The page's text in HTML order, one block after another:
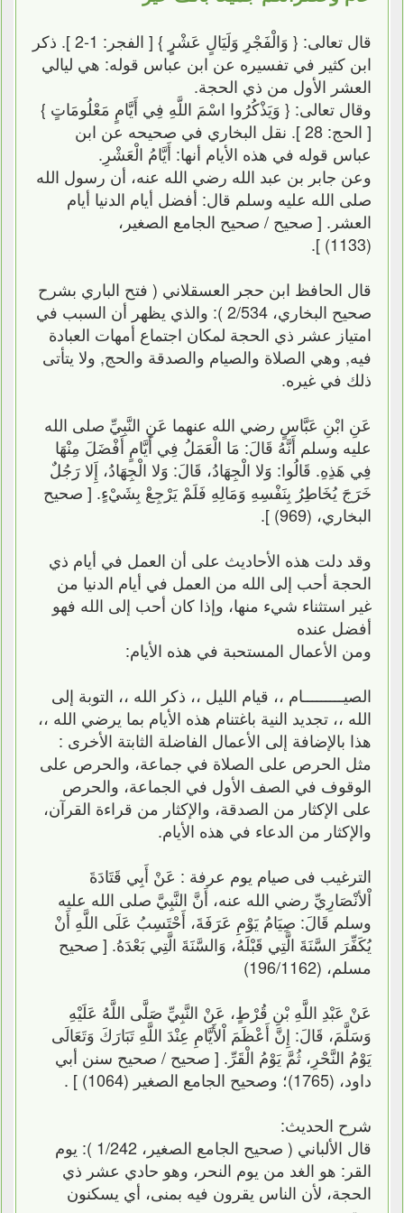
قال تعالى: { وَالْفَجْرِ وَلَيَالٍ عَشْرٍِ } [ الفجر: 1-2 ]. ذكر
ابن كثير في تفسيره عن ابن عباس قوله: هي ليالي
العشر الأول من ذي الحجة.
وقال تعالى: { وَيَذْكُرُوا اسْمَ اللَّهِ فِي أَيَّامٍ مَعْلُومَاتٍ }
[ الحج: 28 ]. نقل البخاري في صحيحه عن ابن
عباس قوله في هذه الأيام أنها: أَيَّامُ الْعَشْرِ.
وعن جابر بن عبد الله رضي الله عنه، أن رسول الله
صلى الله عليه وسلم قال: أفضل أيام الدنيا أيام
العشر. [ صحيح / صحيح الجامع الصغير،
(1133) ].
قال الحافظ ابن حجر العسقلاني ( فتح الباري بشرح
صحيح البخاري، 2/534 ): والذي يظهر أن السبب في
امتياز عشر ذي الحجة لمكان اجتماع أمهات العبادة
فيه, وهي الصلاة والصيام والصدقة والحج, ولا يتأتى
ذلك في غيره.
عَنِ ابْنِ عَبَّاسٍ رضي الله عنهما عَنِ النَّبِيِّ صلى الله
عليه وسلم أَنَّهُ قَالَ: مَا الْعَمَلُ فِي أَيَّامٍ أَفْضَلَ مِنْهَا
فِي هَذِهِ. قَالُوا: وََلا الْجِهَادُ، قَالَ: وََلا الْجِهَادُ، إَِلا رَجُلٌ
خَرَجَ يُخَاطِرُ بِنَفْسِهِ وَمَالِهِ فَلَمْ يَرْجِعْ بِشَيْءٍ. [ صحيح
البخاري، (969) ].
وقد دلت هذه الأحاديث على أن العمل في أيام ذي
الحجة أحب إلى الله من العمل في أيام الدنيا من
غير استثناء شيء منها، وإذا كان أحب إلى الله فهو
أفضل عنده
ومن الأعمال المستحبة في هذه الأيام:
الصيـــــــــام ،، قيام الليل ،، ذكر الله ،، التوبة إلى
الله ،، تجديد النية باغتنام هذه الأيام بما يرضي الله ،،
هذا بالإضافة إلى الأعمال الفاضلة الثابتة الأخرى :
مثل الحرص على الصلاة في جماعة، والحرص على
الوقوف في الصف الأول في الجماعة، والحرص
على الإكثار من الصدقة، والإكثار من قراءة القرآن،
والإكثار من الدعاء في هذه الأيام.
الترغيب فى صيام يوم عرفة : عَنْ أَبِي قَتَادَةَ
اْلأنْصَارِيِّ رضي الله عنه، أَنَّ النَّبِيَّ صلى الله عليه
وسلم قَالَ: صِيَامُ يَوْمِ عَرَفَةَ، أَحْتَسِبُ عَلَى اللَّهِ أَنْ
يُكَفِّرَ السَّنَةَ الَّتِي قَبْلَهُ، وَالسَّنَةَ الَّتِي بَعْدَهُ. [ صحيح
مسلم، (196/1162)
عَنْ عَبْدِ اللَّهِ بْنِ قُرْطٍ، عَنْ النَّبِيِّ صَلَّى اللَّهُ عَلَيْهِ
وَسَلَّمَ، قَالَ: إِنَّ أَعْظَمَ اْلأَيَّامِ عِنْدَ اللَّهِ تَبَارَكَ وَتَعَالَى
يَوْمُ النَّحْرِ، ثُمَّ يَوْمُ الْقَرِّ. [ صحيح / صحيح سنن أبي
داود، (1765)؛ وصحيح الجامع الصغير (1064) ] .
شرح الحديث:
قال الألباني ( صحيح الجامع الصغير، 1/242 ): يوم
القر: هو الغد من يوم النحر، وهو حادي عشر ذي
الحجة، لأن الناس يقرون فيه بمنى، أي يسكنون